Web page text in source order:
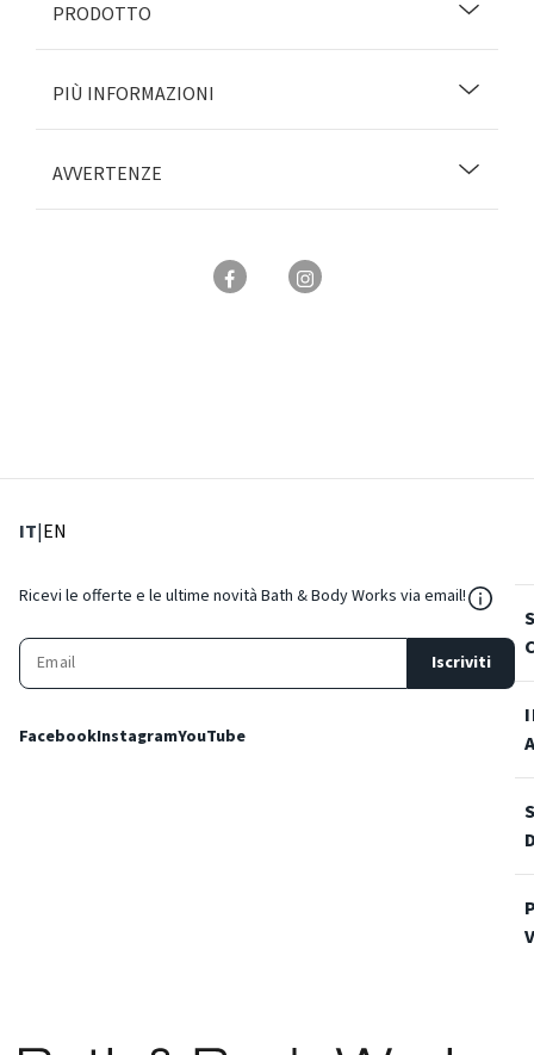
PRODOTTO
PIÙ INFORMAZIONI
AVVERTENZE
IT: Lingua corrente
|EN
Ricevi le offerte e le ultime novità Bath & Body Works via email!
Iscriviti
FacebookInstagramYouTube